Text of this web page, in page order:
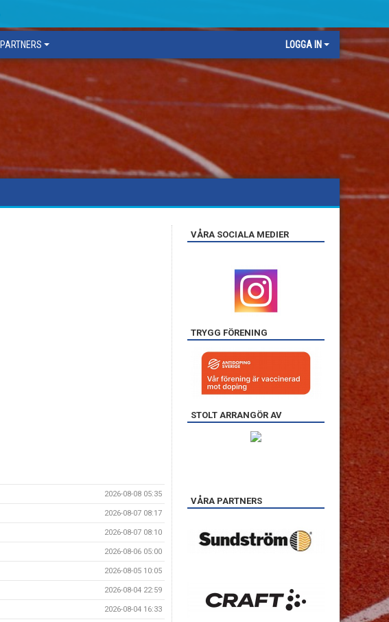
PARTNERS LOGGA IN
2026-08-08 05:35
2026-08-07 08:17
2026-08-07 08:10
2026-08-06 05:00
2026-08-05 10:05
2026-08-04 22:59
2026-08-04 16:33
VÅRA SOCIALA MEDIER
TRYGG FÖRENING
STOLT ARRANGÖR AV
VÅRA PARTNERS